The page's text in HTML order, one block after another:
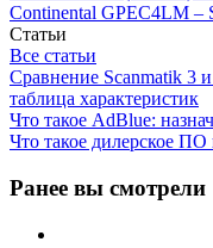
Continental GPEC4LM –
Статьи
Все статьи
Сравнение Scanmatik 3
таблица характеристик
Что такое AdBlue:
Что такое дилерское
Ранее вы смотрели